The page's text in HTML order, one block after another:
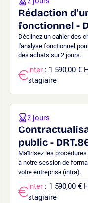
Rédaction
fonctionnel -
Déclinez un cahier des
l'analyse fonctionnel
des achats sur 2 jours.
Inter : 1 590,00 €
stagiaire
public -
Maîtrisez les
à notre session de
votre entreprise (intra).
2 jours
Inter : 1 590,00 €
stagiaire